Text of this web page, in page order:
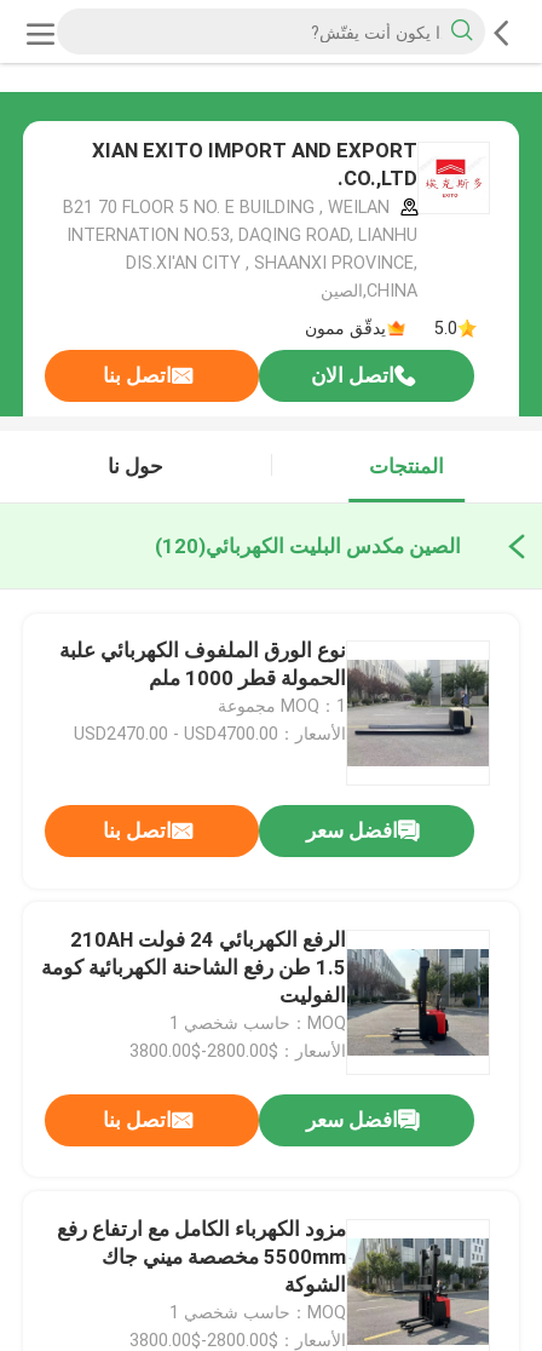
XIAN EXITO IMPORT AND EXPORT
CO.,LTD.
B21 70 FLOOR 5 NO. E BUILDING , WEILAN
INTERNATION NO.53, DAQING ROAD, LIANHU
DIS.XI'AN CITY , SHAANXI PROVINCE,
CHINA,الصين
5.0
يدقّق ممون
اتصل الان اتصل بنا
المنتجات حول نا
الصين مكدس البليت الكهربائي(120)
نوع الورق الملفوف الكهربائي علبة
الحمولة قطر 1000 ملم
MOQ：1 مجموعة
الأسعار：USD2470.00 - USD4700.00
افضل سعر اتصل بنا
الرفع الكهربائي 24 فولت 210AH
1.5 طن رفع الشاحنة الكهربائية كومة
الفوليت
MOQ：حاسب شخصي 1
الأسعار：$2800.00-$3800.00
افضل سعر اتصل بنا
مزود الكهرباء الكامل مع ارتفاع رفع
5500mm مخصصة ميني جاك
الشوكة
MOQ：حاسب شخصي 1
الأسعار：$2800.00-$3800.00